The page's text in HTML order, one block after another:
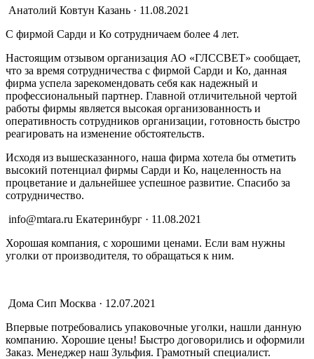
Анатолий Ковтун Казань · 11.08.2021
С фирмой Сарди и Ко сотрудничаем более 4 лет.
Настоящим отзывом организация АО «ГЛССВЕТ» сообщает,
что за время сотрудничества с фирмой Сарди и Ко, данная
фирма успела зарекомендовать себя как надежный и
профессиональный партнер. Главной отличительной чертой
работы фирмы является высокая организованность и
оперативность сотрудников организации, готовность быстро
реагировать на изменение обстоятельств.
Исходя из вышесказанного, наша фирма хотела бы отметить
высокий потенциал фирмы Сарди и Ко, нацеленность на
процветание и дальнейшее успешное развитие. Спасибо за
сотрудничество.
info@mtara.ru Екатеринбург · 11.08.2021
Хорошая компания, с хорошими ценами. Если вам нужны
уголки от производителя, то обращаться к ним.
Дома Сип Москва · 12.07.2021
Впервые потребовались упаковочные уголки, нашли данную
компанию. Хорошие цены! Быстро договорились и оформили
Заказ. Менеджер наш Зульфия. Грамотный специалист.